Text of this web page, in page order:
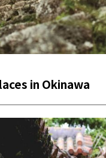
in Okinawa